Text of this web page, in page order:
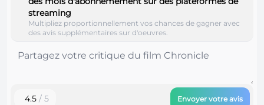
streaming
Multipliez proportionnellement vos chances de gagner avec
des avis supplémentaires sur d'oeuvres.
4.5 / 5 Envoyer votre avis